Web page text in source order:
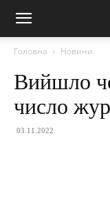
Головна Новини
Вийшло
число
03.11.2022